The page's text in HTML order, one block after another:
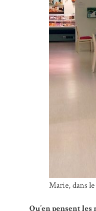
Marie, dans
Qu’en pensent